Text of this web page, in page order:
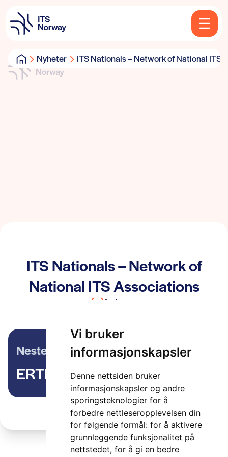
Vi bruker
informasjonskapsler
Denne nettsiden bruker
informasjonskapsler og andre
sporingsteknologier for å
forbedre nettleseropplevelsen din
for følgende formål: for å aktivere
grunnleggende funksjonalitet på
nettstedet, for å gi en bedre
Nyheter ITS Nationals – Network of National ITS
ITS Nationals – Network of
National ITS Associations
2 minutter
Neste artikkel
ERTICO